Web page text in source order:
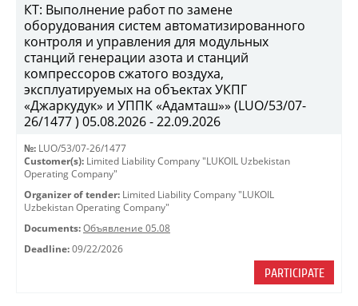
КТ: Выполнение работ по замене
оборудования систем автоматизированного
контроля и управления для модульных
станций генерации азота и станций
компрессоров сжатого воздуха,
эксплуатируемых на объектах УКПГ
«Джаркудук» и УППК «Адамташ»» (LUO/53/07-
26/1477 ) 05.08.2026 - 22.09.2026
№: LUO/53/07-26/1477
Customer(s): Limited Liability Company "LUKOIL Uzbekistan
Operating Company"
Organizer of tender: Limited Liability Company "LUKOIL
Uzbekistan Operating Company"
Documents: Объявление 05.08
Deadline: 09/22/2026
PARTICIPATE